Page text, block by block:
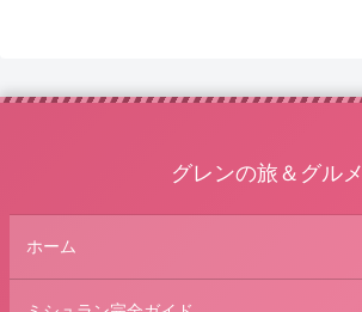
グレンの旅＆グルメ
ホーム